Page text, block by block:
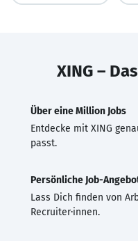
XING –
Über eine Million Jobs
Entdecke mit XING
passt.
Persönliche Job-
Lass Dich finden von
Recruiter·innen.